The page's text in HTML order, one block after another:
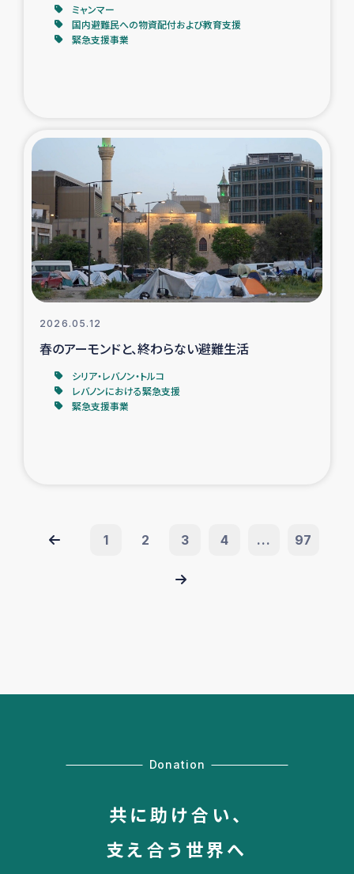
ミャンマー
国内避難民への物資配付および教育支援
緊急支援事業
2026.05.12
春のアーモンドと、終わらない避難生活
シリア・レバノン・トルコ
レバノンにおける緊急支援
緊急支援事業
1 2 3 4 ... 97
Donation
共に助け合い、
支え合う世界へ